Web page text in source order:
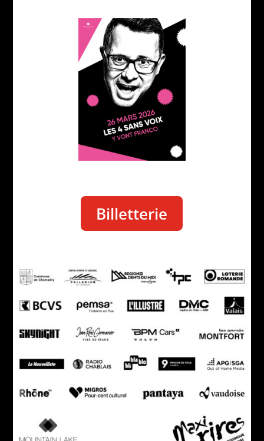
Billetterie